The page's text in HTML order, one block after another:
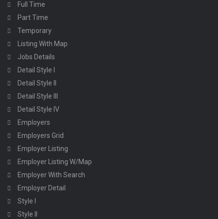
Full Time
Part Time
Temporary
Listing With Map
Jobs Details
Detail Style I
Detail Style II
Detail Style III
Detail Style IV
Employers
Employers Grid
Employer Listing
Employer Listing W/Map
Employer With Search
Employer Detail
Style I
Style II